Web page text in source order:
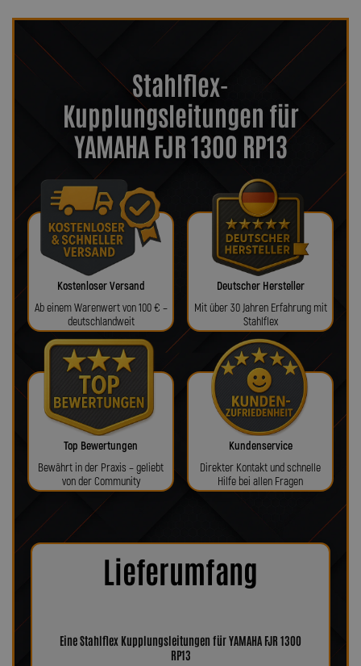
Stahlflex-
Kupplungsleitungen für
YAMAHA FJR 1300 RP13
Kostenloser Versand
Ab einem Warenwert von 100 € –
deutschlandweit
Deutscher Hersteller
Mit über 30 Jahren Erfahrung mit
Stahlflex
Top Bewertungen
Bewährt in der Praxis – geliebt
von der Community
Kundenservice
Direkter Kontakt und schnelle
Hilfe bei allen Fragen
Lieferumfang
Eine Stahlflex Kupplungsleitungen für YAMAHA FJR 1300
RP13